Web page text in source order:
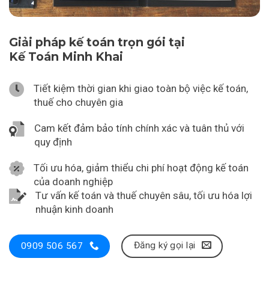
Giải pháp kế toán trọn gói tại
Kế Toán Minh Khai
Tiết kiệm thời gian khi giao toàn bộ việc kế toán,
thuế cho chuyên gia
Cam kết đảm bảo tính chính xác và tuân thủ với
quy định
Tối ưu hóa, giảm thiểu chi phí hoạt động kế toán
của doanh nghiệp
Tư vấn kế toán và thuế chuyên sâu, tối ưu hóa lợi
nhuận kinh doanh
0909 506 567 Đăng ký gọi lại